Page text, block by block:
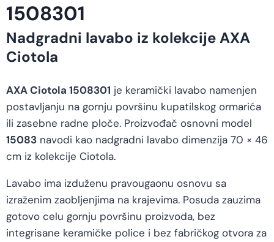
1508301
Nadgradni lavabo iz kolekcije AXA
Ciotola
AXA Ciotola 1508301 je keramički lavabo namenjen
postavljanju na gornju površinu kupatilskog ormarića
ili zasebne radne ploče. Proizvođač osnovni model
15083 navodi kao nadgradni lavabo dimenzija 70 × 46
cm iz kolekcije Ciotola.
Lavabo ima izduženu pravougaonu osnovu sa
izraženim zaobljenjima na krajevima. Posuda zauzima
gotovo celu gornju površinu proizvoda, bez
integrisane keramičke police i bez fabričkog otvora za